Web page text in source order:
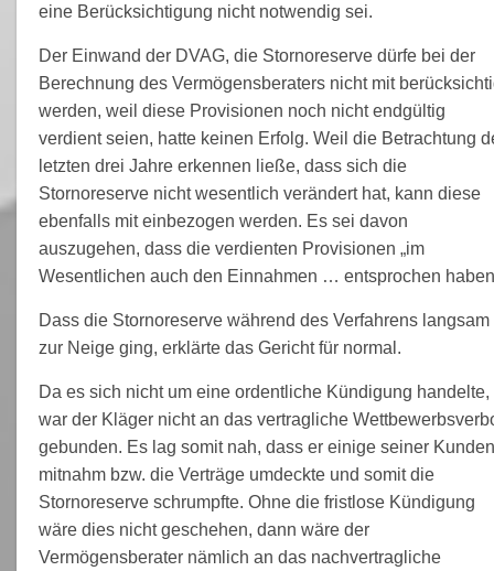
eine Berücksichtigung nicht notwendig sei.
Der Einwand der DVAG, die Stornoreserve dürfe bei der
Berechnung des Vermögensberaters nicht mit
werden, weil diese Provisionen noch nicht endgültig
verdient seien, hatte keinen Erfolg. Weil die Betrachtung
letzten drei Jahre erkennen ließe, dass sich die
Stornoreserve nicht wesentlich verändert hat, kann diese
ebenfalls mit einbezogen werden. Es sei davon
auszugehen, dass die verdienten Provisionen „im
Wesentlichen auch den Einnahmen … entsprochen
Dass die Stornoreserve während des Verfahrens langsam
zur Neige ging, erklärte das Gericht für normal.
Da es sich nicht um eine ordentliche Kündigung handelte,
war der Kläger nicht an das vertragliche
gebunden. Es lag somit nah, dass er einige seiner Kunden
mitnahm bzw. die Verträge umdeckte und somit die
Stornoreserve schrumpfte. Ohne die fristlose Kündigung
wäre dies nicht geschehen, dann wäre der
Vermögensberater nämlich an das nachvertragliche